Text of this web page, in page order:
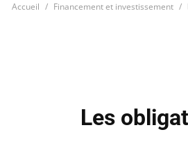
Accueil Financement et investissement
Les